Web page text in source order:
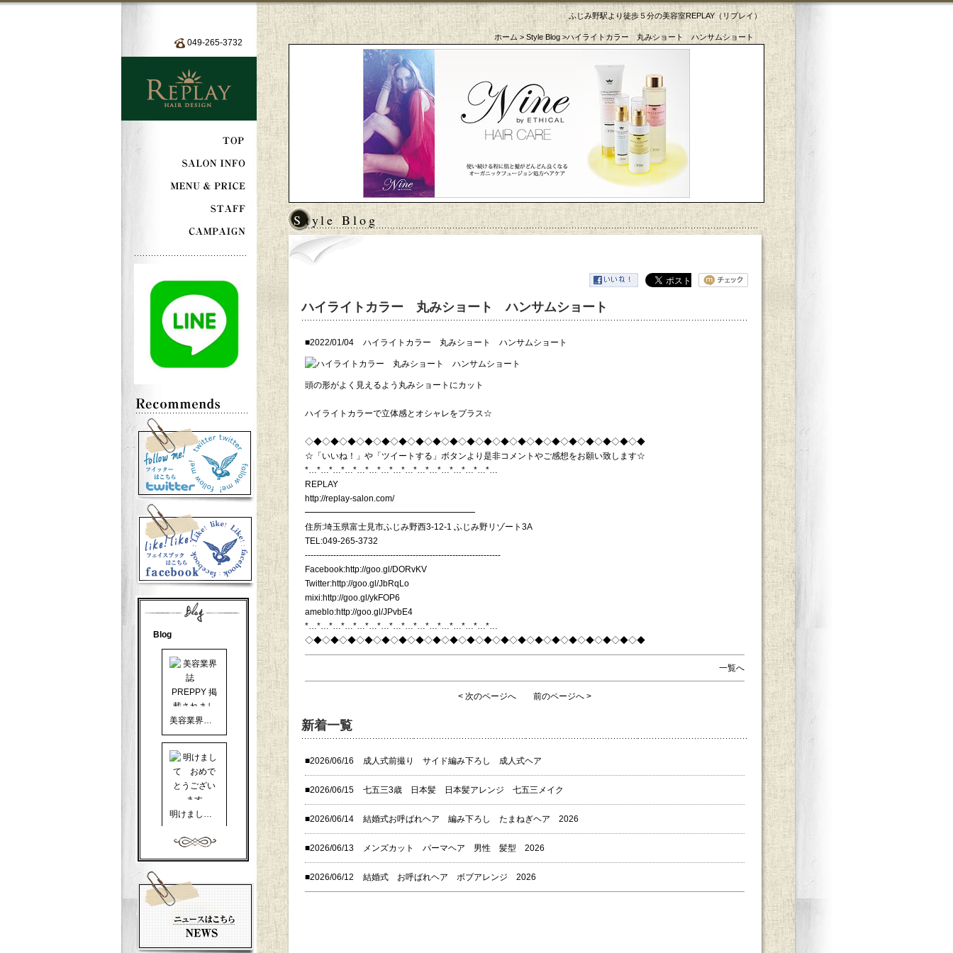
049-265-3732
Blog
美容業界誌 PREPPY 掲載されました
明けまして おめでとうございます
ふじみ野駅より徒歩５分の美容室REPLAY（リプレイ）
ホーム > Style Blog>ハイライトカラー 丸みショート ハンサムショート
Style Blog
ハイライトカラー 丸みショート ハンサムショート
■2022/01/04 ハイライトカラー 丸みショート ハンサムショート
頭の形がよく見えるよう丸みショートにカット
ハイライトカラーで立体感とオシャレをプラス☆
◇◆◇◆◇◆◇◆◇◆◇◆◇◆◇◆◇◆◇◆◇◆◇◆◇◆◇◆◇◆◇◆◇◆◇◆◇◆◇◆
☆「いいね！」や「ツイートする」ボタンより是非コメントやご感想をお願い致します☆
*…*…*…*…*…*…*…*…*…*…*…*…*…*…*…*…
REPLAY
http://replay-salon.com/
━━━━━━━━━━━━━━━━━━━━
住所:埼玉県富士見市ふじみ野西3-12-1 ふじみ野リゾート3A
TEL:049-265-3732
---------------------------------------------------------------------
Facebook:http://goo.gl/DORvKV
Twitter:http://goo.gl/JbRqLo
mixi:http://goo.gl/ykFOP6
ameblo:http://goo.gl/JPvbE4
*…*…*…*…*…*…*…*…*…*…*…*…*…*…*…*…
◇◆◇◆◇◆◇◆◇◆◇◆◇◆◇◆◇◆◇◆◇◆◇◆◇◆◇◆◇◆◇◆◇◆◇◆◇◆◇◆
一覧へ
< 次のページへ 前のページへ >
新着一覧
■2026/06/16 成人式前撮り サイド編み下ろし 成人式ヘア
■2026/06/15 七五三3歳 日本髪 日本髪アレンジ 七五三メイク
■2026/06/14 結婚式お呼ばれヘア 編み下ろし たまねぎヘア 2026
■2026/06/13 メンズカット パーマヘア 男性 髪型 2026
■2026/06/12 結婚式 お呼ばれヘア ボブアレンジ 2026